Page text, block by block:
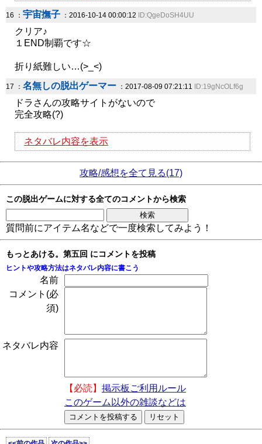
16 ： 宇宙撫子 ：2016-10-14 00:00:12 ID:QgeDoSH4UU
クリア♪
１END制覇です☆
折り紙難しい…(>_<)
17 ： 名無しの脱出ゲーマー ：2017-08-09 07:21:11 ID:19gNcOLf6g
ドラさんの攻略サイトがないので
完全攻略(?)
ネタバレ内容を表示
攻略/感想を全て見る(17)
この脱出ゲームに対する全てのコメントから検索
質問前にアイテム名などで一度検索してみよう！
もっとあける。第五回 にコメントを投稿
ヒントや攻略方法はネタバレ内容に書こう
名前
コメント(必
須)
ネタバレ内容
【必読】 掲示板ご利用ルール
このゲーム以外の雑談などは